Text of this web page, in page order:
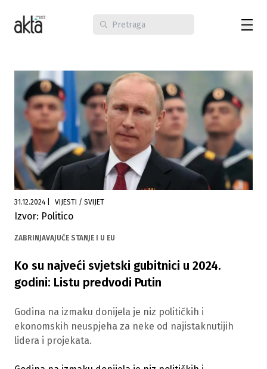
31.12.2024 VIJESTI / SVIJET
Izvor: Politico
ZABRINJAVAJUĆE STANJE I U EU
Ko su najveći svjetski gubitnici u 2024.
godini: Listu predvodi Putin
Godina na izmaku donijela je niz političkih i
ekonomskih neuspjeha za neke od najistaknutijih
lidera i projekata.